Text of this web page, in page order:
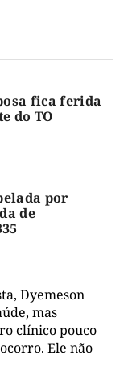
fica ferida
do TO
por
de
Dyemeson
mas
clínico pouco
Ele não